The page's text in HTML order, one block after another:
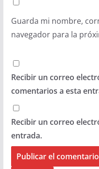
Guarda mi nombre,
navegador para la
Recibir un correo
comentarios a esta
Recibir un correo
entrada.